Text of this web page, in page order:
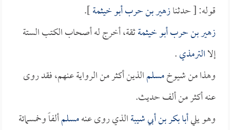
قوله: [ حدثنازهير بن حرب أبو خيثمة].
زهير بن حرب أبو خيثمةثقة، أخرج له أصحاب الكتب الستة
إلاالترمذي.
وهذا من شيوخمسلمالذين أكثر من الرواية عنهم، فقد روى
عنه أكثر من ألف حديث.
وهو يليأبا بكر بن أبي شيبةالذي روى عنهمسلمألفاً وخمسمائة